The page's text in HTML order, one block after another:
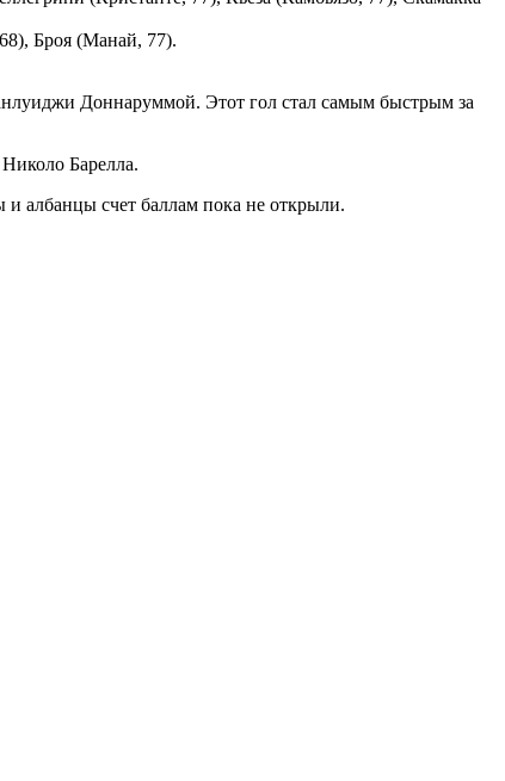
Броя (Манай, 77).
Доннаруммой. Этот гол стал самым быстрым за
Барелла.
албанцы счет баллам пока не открыли.